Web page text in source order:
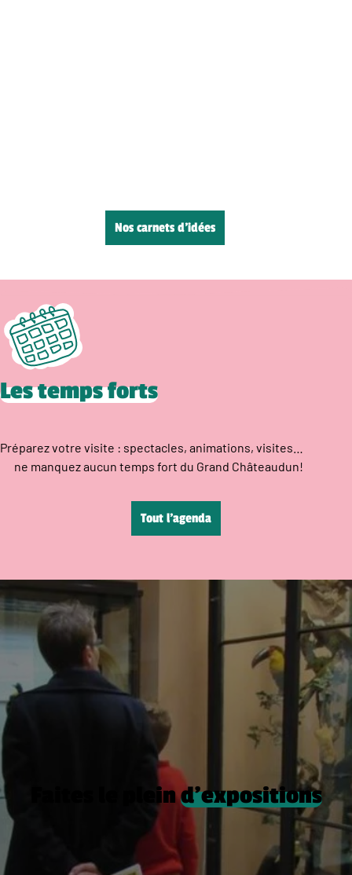
Nos carnets d’idées
Les temps forts
Préparez votre visite : spectacles, animations, visites…
ne manquez aucun temps fort du Grand Châteaudun!
Tout l’agenda
Faites le pleind’expositions